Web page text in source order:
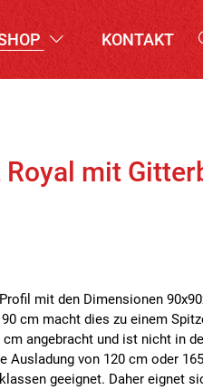
KONTAKT
mit
mit den Dimensionen
cm macht dies zu einem
angebracht und ist nicht in
Ausladung von 120 cm oder
geeignet. Daher eignet